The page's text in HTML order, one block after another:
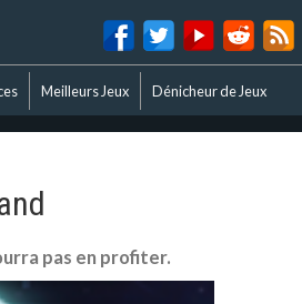
Meilleurs Jeux Dénicheur de Jeux
pas en profiter.